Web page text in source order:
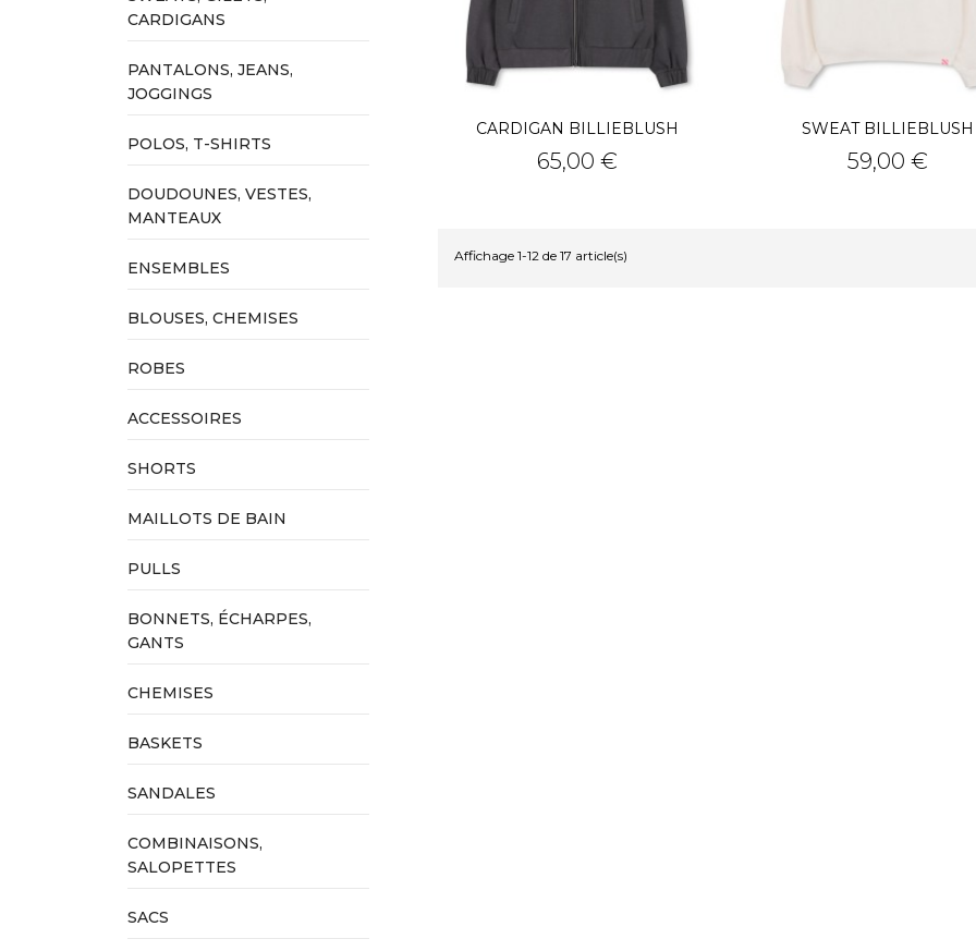
CARDIGANS
PANTALONS, JEANS,
JOGGINGS
POLOS, T-SHIRTS
DOUDOUNES, VESTES,
MANTEAUX
ENSEMBLES
BLOUSES, CHEMISES
ROBES
ACCESSOIRES
SHORTS
MAILLOTS DE BAIN
PULLS
BONNETS, ÉCHARPES,
GANTS
CHEMISES
BASKETS
SANDALES
COMBINAISONS,
SALOPETTES
SACS
CARDIGAN BILLIEBLUSH
Prix
65,00 €
SWEAT BILLIEBLUSH
Prix
59,00 €
Affichage 1-12 de 17 article(s)